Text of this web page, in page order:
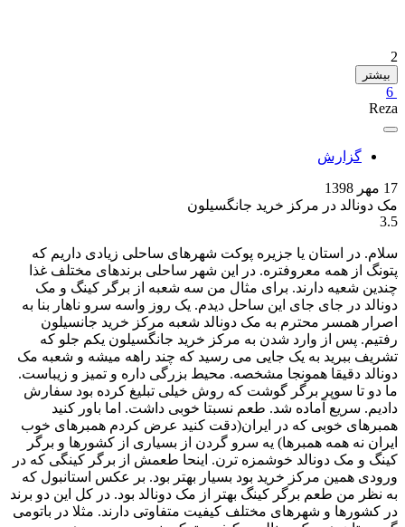
2
بیشتر
6
Reza
گزارش
17 مهر 1398
مک دونالد در مرکز خرید جانگسیلون
3.5
سلام. در استان یا جزیره پوکت شهرهای ساحلی زیادی داریم که
پتونگ از همه معروفتره. در این شهر ساحلی برندهای مختلف غذا
چندین شعیه دارند. برای مثال من سه شعبه از برگر کینگ و مک
دونالد در جای جای این ساحل دیدم. یک روز واسه سرو ناهار بنا به
اصرار همسر محترم به مک دونالد شعبه مرکز خرید جانسیلون
رفتیم. پس از وارد شدن به مرکز خرید جانگسیلون یکم جلو که
تشریف ببرید به یک جایی می رسید که چند راهه میشه و شعبه مک
دونالد دقیقا همونجا مشخصه. محیط بزرگی داره و تمیز و زیباست.
ما دو تا سوپر برگر گوشت که روش خیلی تبلیغ کرده بود سفارش
دادیم. سریع آماده شد. طعم نسبتا خوبی داشت. اما باور کنید
همبرهای خوبی که در ایران(دقت کنید عرض کردم همبرهای خوب
ایران نه همه همبرها) یه سرو گردن از بسیاری از کشورها و برگر
کینگ و مک دونالد خوشمزه ترن. اینحا طعمش از برگر کینگی که در
ورودی همین مرکز خرید بود بسیار بهتر بود. بر عکس استانبول که
به نظر من طعم برگر کینگ بهتر از مک دونالد بود. در کل این دو برند
در کشورها و شهرهای مختلف کیفیت متفاوتی دارند. مثلا در باتومی